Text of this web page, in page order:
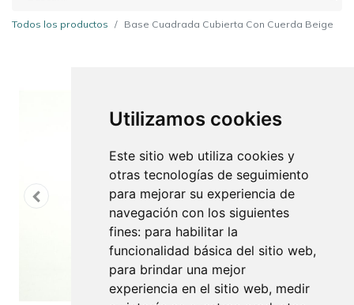
Utilizamos cookies
Este sitio web utiliza cookies y
otras tecnologías de seguimiento
para mejorar su experiencia de
navegación con los siguientes
fines: para habilitar la
funcionalidad básica del sitio web,
para brindar una mejor
experiencia en el sitio web, medir
Todos los productos Base Cuadrada Cubierta Con Cuerda Beige